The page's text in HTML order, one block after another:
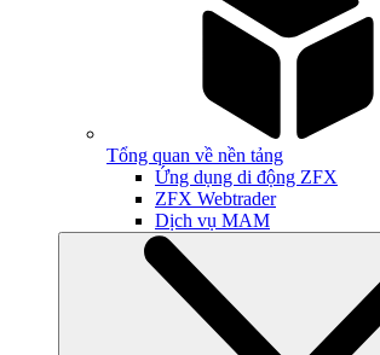
Tổng quan về nền tảng
Ứng dụng di động ZFX
ZFX Webtrader
Dịch vụ MAM